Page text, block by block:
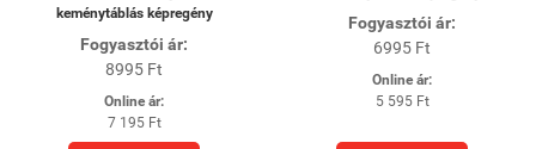
keménytáblás képregény
Fogyasztói ár:
8995 Ft
Online ár:
7 195 Ft
Fogyasztói ár:
6995 Ft
Online ár:
5 595 Ft